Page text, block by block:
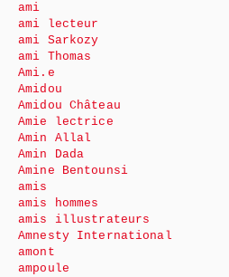
ami
ami lecteur
ami Sarkozy
ami Thomas
Ami.e
Amidou
Amidou Château
Amie lectrice
Amin Allal
Amin Dada
Amine Bentounsi
amis
amis hommes
amis illustrateurs
Amnesty International
amont
ampoule